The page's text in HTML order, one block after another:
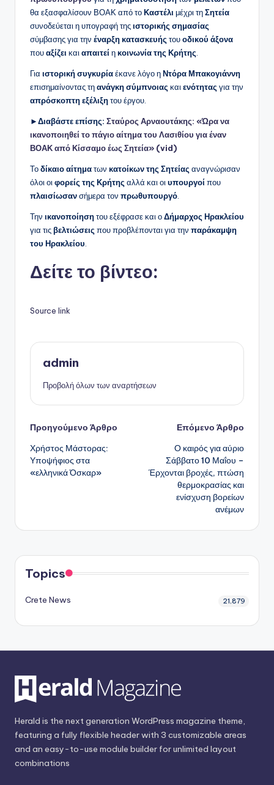
θα εξασφαλίσουν ΒΟΑΚ από τοΚαστέλι μέχρι τηΣητεία
συνοδεύεται η υπογραφή τηςιστορικής σημασίας
σύμβασης για την έναρξη κατασκευής τουοδικού άξονα
πουαξίζει και απαιτείηκοινωνία της Κρήτης
Για ιστορική συγκυρίαέκανε λόγο ηΝτόρα Μπακογιάννη
επισημαίνοντας τηανάγκη σύμπνοιας και ενότητας για την
απρόσκοπτη εξέλιξητου έργου.
►Διαβάστε επίσης: Σταύρος Αρναουτάκης: «Ώρα να
ικανοποιηθεί το πάγιο αίτημα του Λασιθίου για έναν
ΒΟΑΚ από Κίσσαμο έως Σητεία» (vid)
Τοδίκαιο αίτηματων κατοίκων της Σητείας αναγνώρισαν
όλοι οι φορείς της Κρήτης αλλά και οι υπουργοίπου
πλαισίωσανσήμερα τον πρωθυπουργό
Την ικανοποίησητου εξέφρασε και οΔήμαρχος Ηρακλείου
για τιςβελτιώσεις που προβλέπονται για την παράκαμψη
του Ηρακλείου
Δείτε το βίντεο:
Source link
admin
Προβολή όλων των αναρτήσεων
Πλοήγηση
δημοσιεύσεων
Προηγούμενο Άρθρο
Χρήστος Μάστορας:
Υποψήφιος στα
«ελληνικά Όσκαρ»
Επόμενο Άρθρο
Ο καιρός για αύριο
Σάββατο 10 Μαΐου –
Έρχονται βροχές, πτώση
θερμοκρασίας και
ενίσχυση βορείων
ανέμων
Topics
Crete News 21,879
Herald is the next generation WordPress magazine theme,
featuring a fully flexible header with 3 customizable areas
and an easy-to-use module builder for unlimited layout
combinations